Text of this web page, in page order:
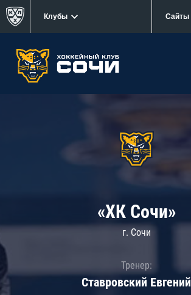
Клубы Сайты
«ХК Сочи»
г. Сочи
Тренер:
Ставровский Евгений